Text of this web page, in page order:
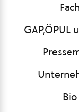
GAP,ÖPUL